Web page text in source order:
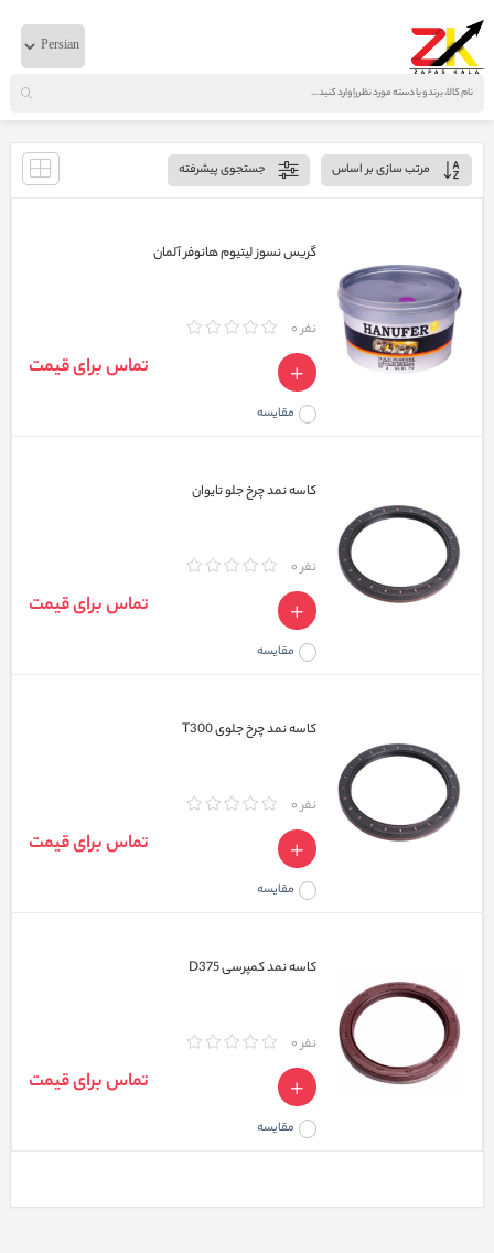
خانه لوازم زیربندی البرز نمایش صفحه1از
مرتب سازی بر اساس جستجوی پیشرفته
گریس نسوز لیتیوم هانوفر آلمان
نفر 0
مقایسه
تماس برای قیمت
کاسه نمد چرخ جلو تایوان
نفر 0
مقایسه
تماس برای قیمت
کاسه نمد چرخ جلوی T300
نفر 0
مقایسه
تماس برای قیمت
کاسه نمد کمپرسی D375
نفر 0
مقایسه
تماس برای قیمت